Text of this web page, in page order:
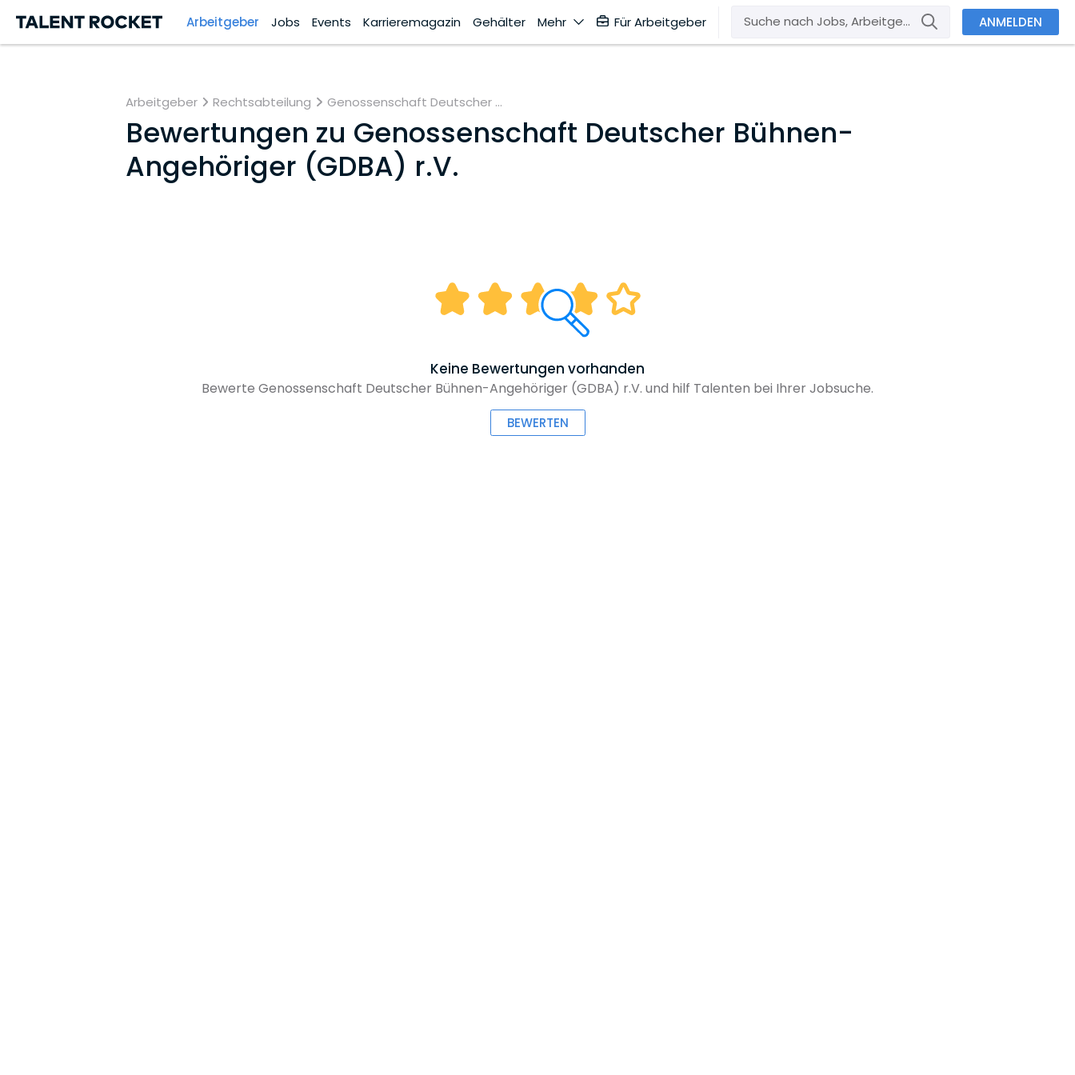
Arbeitgeber Jobs Events Karrieremagazin Gehälter Mehr Für Arbeitgeber ANMELDEN
Arbeitgeber Rechtsabteilung Genossenschaft Deutscher ...
Bewertungen zu Genossenschaft Deutscher Bühnen-
Angehöriger (GDBA) r.V.
Keine Bewertungen vorhanden
Bewerte Genossenschaft Deutscher Bühnen-Angehöriger (GDBA) r.V. und hilf Talenten bei Ihrer Jobsuche.
BEWERTEN